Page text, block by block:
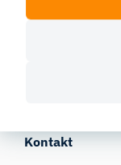
großen
Generation
Kontakt